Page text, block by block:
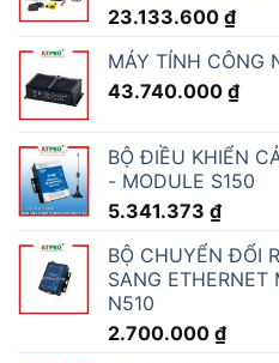
23.133.600 ₫
MÁY TÍNH CÔNG
43.740.000 ₫
BỘ ĐIỀU KHIỂN
- MODULE S150
5.341.373 ₫
BỘ CHUYỂN ĐỔI
SANG ETHERNET
N510
2.700.000 ₫